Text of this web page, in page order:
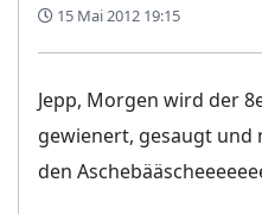
15 Mai 2012 19:15
Jepp, Morgen wird der
gewienert, gesaugt und
den